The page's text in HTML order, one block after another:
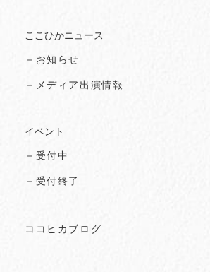
ここひかニュース
－お知らせ
－メディア出演情報
イベント
－受付中
－受付終了
ココヒカブログ